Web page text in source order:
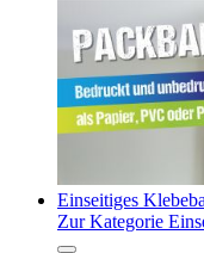
Einseitiges
Zur Kategorie